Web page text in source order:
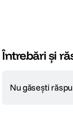
Întrebări și
Nu găsești